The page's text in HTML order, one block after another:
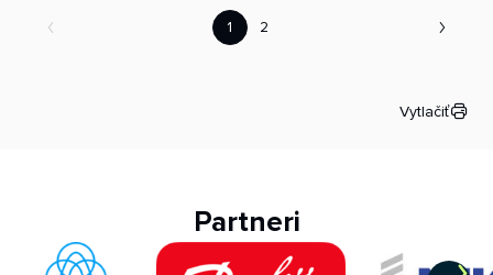
1 2
Vytlačiť
Partneri